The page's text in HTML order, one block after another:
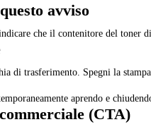
avviso
che il contenitore del toner
di trasferimento. Spegni la
aprendo e
(CTA)